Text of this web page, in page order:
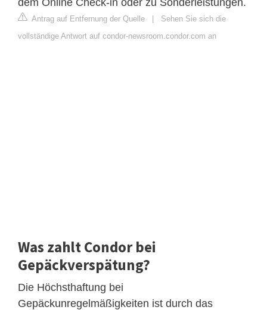
Antrag auf Entfernung der Quelle | Sehen Sie sich die
vollständige Antwort auf condor-newsroom.condor.com an
Was zahlt Condor bei
Gepäckverspätung?
Die Höchsthaftung bei
Gepäckunregelmäßigkeiten ist durch das